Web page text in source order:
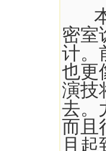
本
密室
计。
也更
演技
去。
而且
且起